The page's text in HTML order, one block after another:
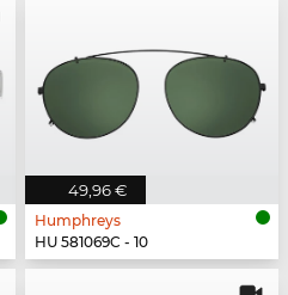
49,96 €
Humphreys
HU 581069C - 10